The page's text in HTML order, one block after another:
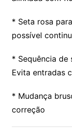
* Seta rosa
possível
* Sequência de
Evita entradas
* Mudança
correção